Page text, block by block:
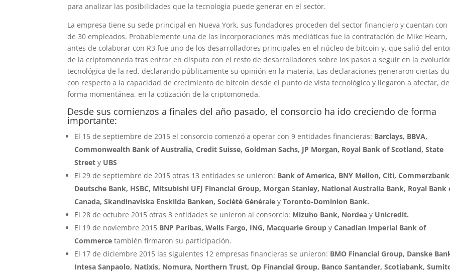
para analizar las posibilidades que la tecnología puede generar en el sector.
La empresa tiene su sede principal en Nueva York, sus fundadores proceden del sector financiero y cuentan con
de 30 empleados. Probablemente una de las incorporaciones más mediáticas fue la contratación de Mike Hearn,
antes de colaborar con R3 fue uno de los desarrolladores principales en el núcleo de bitcoin y, que salió del
de la criptomoneda tras entrar en disputa con el resto de desarrolladores sobre los pasos a seguir en la
tecnológica de la red, declarando públicamente su opinión en la materia. Las declaraciones generaron ciertas
con respecto a la capacidad de crecimiento de bitcoin desde el punto de vista tecnológico y llegaron a afectar, de
forma momentánea, en la cotización de la criptomoneda.
Desde sus comienzos a finales del año pasado, el consorcio ha ido creciendo de forma
importante:
El 15 de septiembre de 2015 el consorcio comenzó a operar con 9 entidades financieras: Barclays, BBVA,
Commonwealth Bank of Australia, Credit Suisse, Goldman Sachs, JP Morgan, Royal Bank of Scotland, State
Streety UBS
El 29 de septiembre de 2015 otras 13 entidades se unieron: Bank of America, BNY Mellon, Citi,
Deutsche Bank, HSBC, Mitsubishi UFJ Financial Group, Morgan Stanley, National Australia Bank, Royal Bank
Canada, Skandinaviska Enskilda Banken, Société Généraley Toronto-Dominion Bank.
El 28 de octubre 2015 otras 3 entidades se unieron al consorcio: Mizuho Bank, Nordeay Unicredit.
El 19 de noviembre 2015 BNP Paribas, Wells Fargo, ING, Macquarie Group y Canadian Imperial Bank of
Commerce también firmaron su participación.
El 17 de diciembre 2015 las siguientes 12 empresas financieras se unieron: BMO Financial Group, Danske
Intesa Sanpaolo, Natixis, Nomura, Northern Trust, Op Financial Group, Banco Santander, Scotiabank,